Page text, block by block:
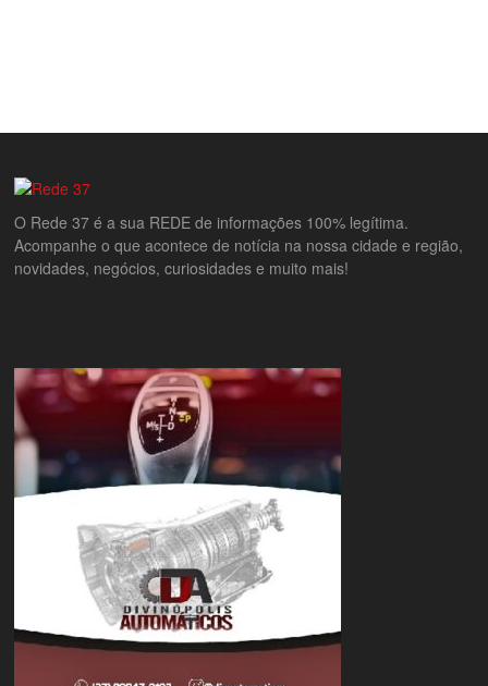
O Rede 37 é a sua REDE de informações 100% legítima.
Acompanhe o que acontece de notícia na nossa cidade e região,
novidades, negócios, curiosidades e muito mais!